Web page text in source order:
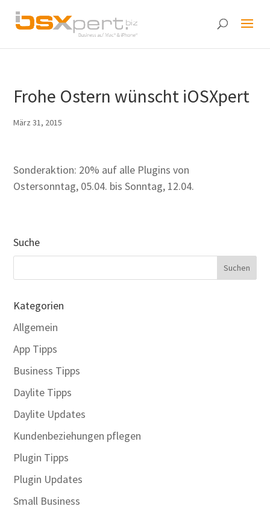
Frohe Ostern wünscht iOSXpert
März 31, 2015
Sonderaktion: 20% auf alle Plugins von
Ostersonntag, 05.04. bis Sonntag, 12.04.
Suche
Kategorien
Allgemein
App Tipps
Business Tipps
Daylite Tipps
Daylite Updates
Kundenbeziehungen pflegen
Plugin Tipps
Plugin Updates
Small Business